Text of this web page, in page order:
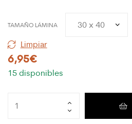
TAMAÑO LÁMINA
Limpiar
6,95€
15 disponibles
Blanco